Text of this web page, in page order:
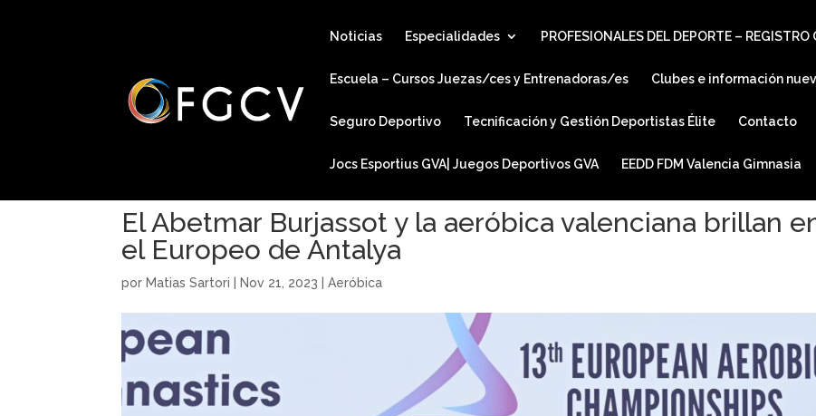
Noticias Especialidades PROFESIONALES DEL DEPORTE – REGISTRO
Escuela – Cursos Juezas/ces y Entrenadoras/es Clubes e información
Seguro Deportivo Tecnificación y Gestión Deportistas Élite Contacto
Jocs Esportius GVA| Juegos Deportivos GVA EEDD FDM Valencia Gimnasia
El Abetmar Burjassot y la aeróbica valenciana brillan
el Europeo de Antalya
por Matias Sartori Nov 21, 2023 |Aeróbica